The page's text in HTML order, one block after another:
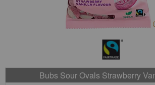
Bubs Sour Ovals Strawberry